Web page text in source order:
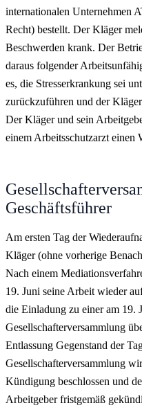
internationalen Unternehmen
Recht) bestellt. Der Kläger
Beschwerden krank. Der
daraus folgender
es, die Stresserkrankung sei
zurückzuführen und der
Der Kläger und sein
einem Arbeitsschutzarzt einen
Geschäftsführer
Am ersten Tag der
Kläger (ohne vorherige
Nach einem
19. Juni seine Arbeit wieder
die Einladung zu einer am 19.
Gesellschafterversammlung
Entlassung Gegenstand der
Gesellschafterversammlung
Kündigung beschlossen und
Arbeitgeber fristgemäß